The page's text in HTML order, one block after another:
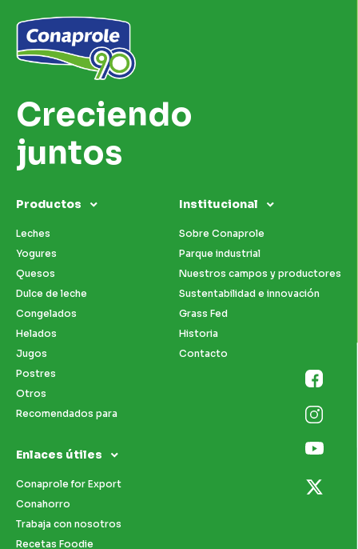
Creciendo
juntos
Productos
Leches
Yogures
Quesos
Dulce de leche
Congelados
Helados
Jugos
Postres
Otros
Recomendados para
Institucional
Sobre Conaprole
Parque industrial
Nuestros campos y productores
Sustentabilidad e innovación
Grass Fed
Historia
Contacto
Enlaces útiles
Conaprole for Export
Conahorro
Trabaja con nosotros
Recetas Foodie